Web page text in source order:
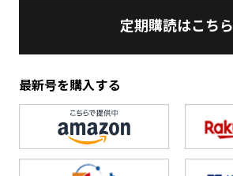
定期購読はこちら
最新号を購入する